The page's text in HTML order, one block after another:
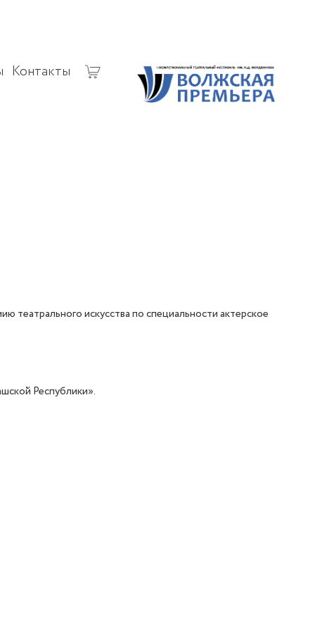
Контакты
театрального искусства по специальности актерское
Республики».